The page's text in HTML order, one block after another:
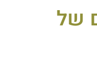
של